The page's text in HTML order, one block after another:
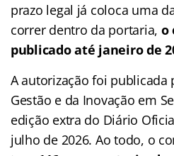
prazo legal já coloca uma
correr dentro da portaria, o
publicado até janeiro de
A autorização foi publicada
Gestão e da Inovação em
edição extra do Diário
julho de 2026. Ao todo, o